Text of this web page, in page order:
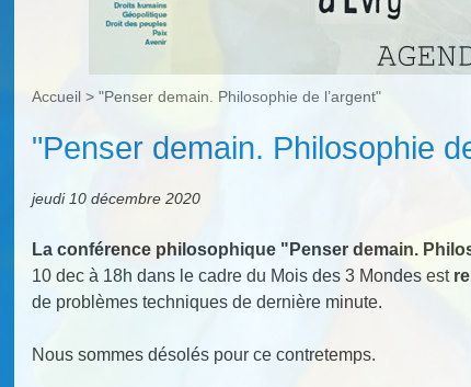
Accueil >"Penser demain. Philosophie de l’argent"
"Penser demain. Philosophie
jeudi 10 décembre 2020
La conférence philosophique "Penser demain.
10 dec à 18h dans le cadre du Mois des 3 Mondes est
de problèmes techniques de dernière minute.
Nous sommes désolés pour ce contretemps.